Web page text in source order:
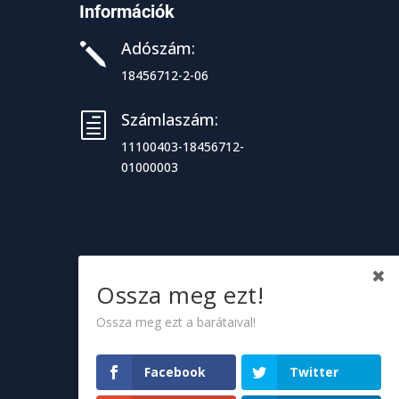
Információk
j Adószám:
18456712-2-06
h Számlaszám:
11100403-18456712-
01000003
Ossza meg ezt!
Ossza meg ezt a barátaival!
Facebook Twitter